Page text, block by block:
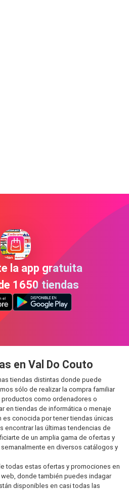
la app gratuita
1650 tiendas
en Val Do Couto
tiendas distintas donde puede
sólo de realizar la compra familiar
como ordenadores o
en tiendas de informática o menaje
es conocida por tener tiendas únicas
encontrar las últimas tendencias de
de un amplia gama de ofertas y
en diversos catálogos y
todas estas ofertas y promociones en
donde también puedes indagar
disponibles en casi todas las